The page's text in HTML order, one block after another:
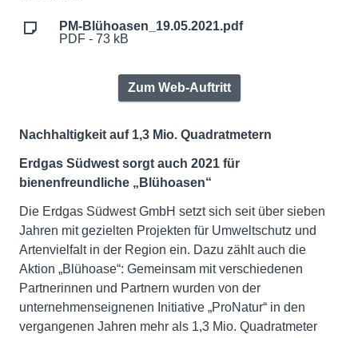
PM-Blühoasen_19.05.2021.pdf
PDF - 73 kB
Zum Web-Auftritt
Nachhaltigkeit auf 1,3 Mio. Quadratmetern
Erdgas Südwest sorgt auch 2021 für
bienenfreundliche „Blühoasen“
Die Erdgas Südwest GmbH setzt sich seit über sieben
Jahren mit gezielten Projekten für Umweltschutz und
Artenvielfalt in der Region ein. Dazu zählt auch die
Aktion „Blühoase“: Gemeinsam mit verschiedenen
Partnerinnen und Partnern wurden von der
unternehmenseignenen Initiative „ProNatur“ in den
vergangenen Jahren mehr als 1,3 Mio. Quadratmeter